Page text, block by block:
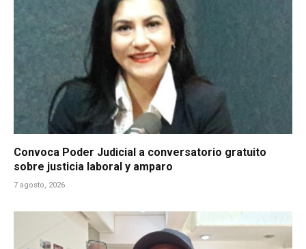
Convoca Poder Judicial a conversatorio gratuito
sobre justicia laboral y amparo
7 agosto, 2026